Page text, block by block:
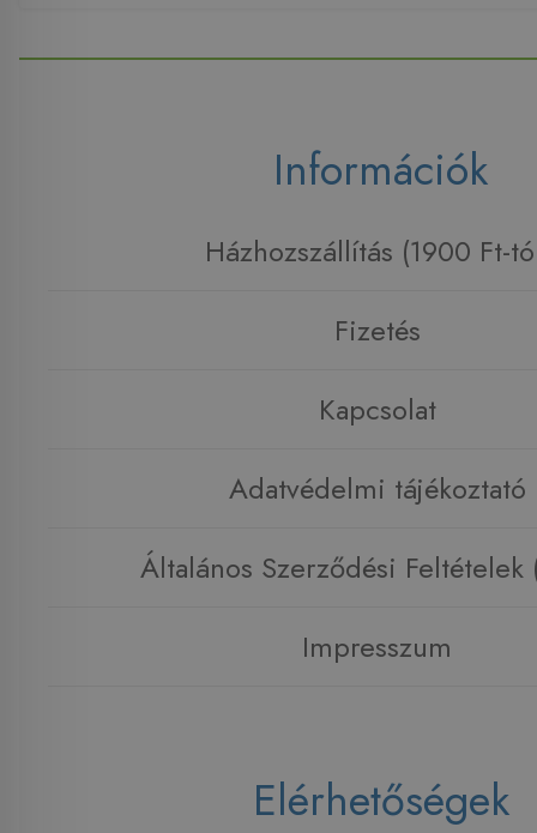
Információk
Házhozszállítás (1900 Ft-
Fizetés
Kapcsolat
Adatvédelmi tájékoztató
Általános Szerződési Feltételek
Impresszum
Elérhetőségek